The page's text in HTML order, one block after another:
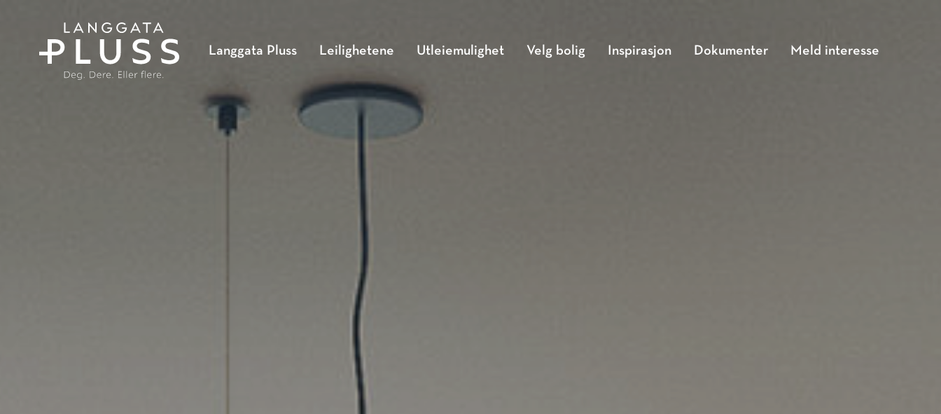
CONTENT
Langgata Pluss Leilighetene Utleiemulighet Velg bolig Inspirasjon Dokumenter Meld interesse